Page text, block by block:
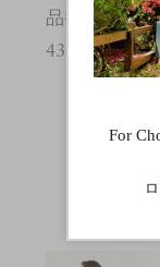
品番
4310600165